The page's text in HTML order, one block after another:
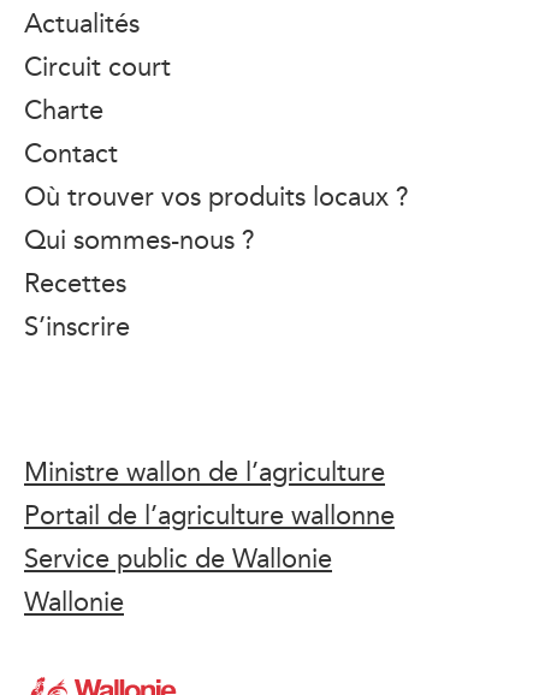
Actualités
Circuit court
Charte
Contact
Où trouver vos produits locaux ?
Qui sommes-nous ?
Recettes
S’inscrire
Ministre wallon de l’agriculture
Portail de l’agriculture wallonne
Service public de Wallonie
Wallonie